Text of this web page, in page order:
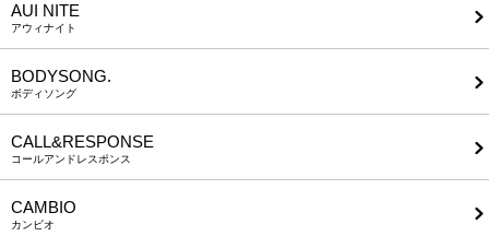
AUI NITE
アウィナイト
BODYSONG.
ボディソング
CALL&RESPONSE
コールアンドレスポンス
CAMBIO
カンビオ